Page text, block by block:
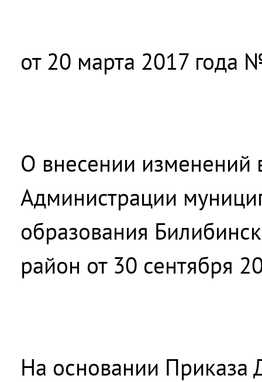
от 20 марта 2017 года
О внесении изменений
Администрации
образования
район от 30 сентября
На основании Приказа